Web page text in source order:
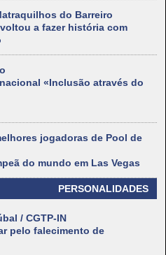
do Barreiro
a fazer história com
«Inclusão através do
jogadoras de Pool de
do mundo em Las Vegas
PERSONALIDADES
/ CGTP-IN
pelo falecimento de